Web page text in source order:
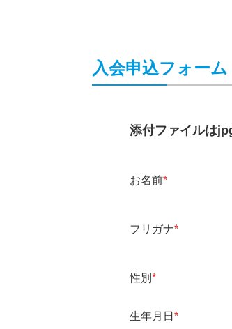
入会申込フォーム
添付ファイルは
お名前*
フリガナ*
性別 *
生年月日 *